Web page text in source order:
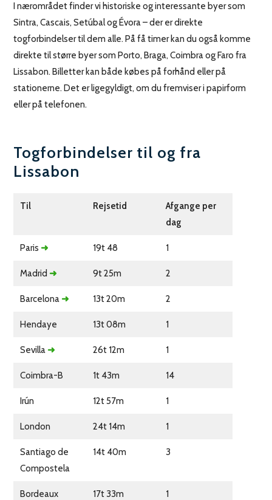
I nærområdet finder vi historiske og interessante byer som
Sintra, Cascais, Setúbal og Évora – der er direkte
togforbindelser til dem alle. På få timer kan du også komme
direkte til større byer som Porto, Braga, Coimbra og Faro fra
Lissabon. Billetter kan både købes på forhånd eller på
stationerne. Det er ligegyldigt, om du fremviser i papirform
eller på telefonen.
Togforbindelser til og fra
Lissabon
Til Rejsetid
Afgange per
dag
Paris ➜ 19t 48 1
Madrid ➜ 9t 25m 2
Barcelona ➜ 13t 20m 2
Hendaye 13t 08m 1
Sevilla ➜ 26t 12m 1
Coimbra-B 1t 43m 14
Irún 12t 57m 1
London 24t 14m 1
Santiago de
Compostela
14t 40m 3
Bordeaux 17t 33m 1